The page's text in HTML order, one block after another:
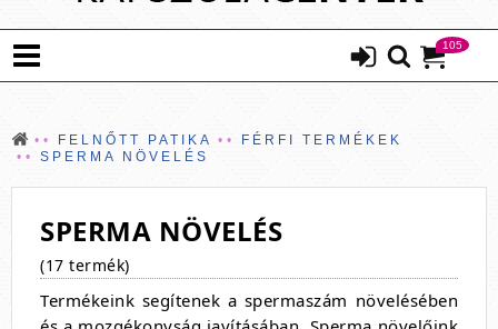
105
FELNŐTT PATIKA
FÉRFI TERMÉKEK
SPERMA NÖVELÉS
SPERMA NÖVELÉS
(17 termék)
Termékeink segítenek a spermaszám növelésében